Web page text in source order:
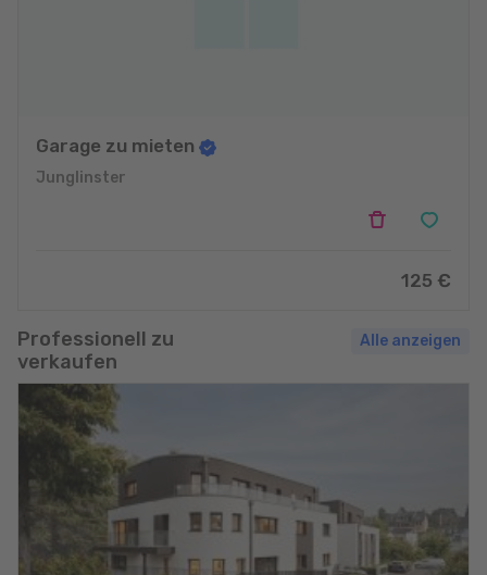
Garage zu mieten
Junglinster
125 €
Professionell zu
verkaufen
Alle anzeigen